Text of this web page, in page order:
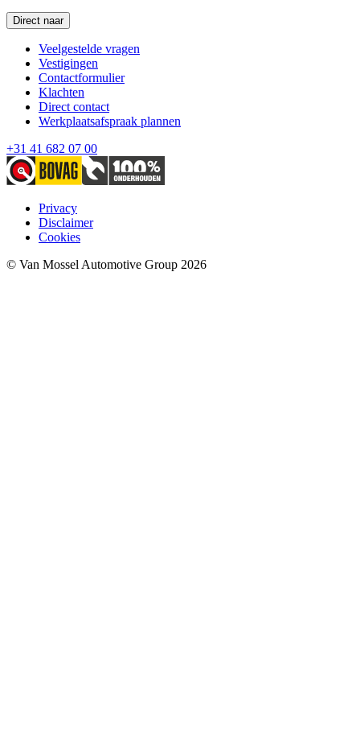
Direct naar
Veelgestelde vragen
Vestigingen
Contactformulier
Klachten
Direct contact
Werkplaatsafspraak plannen
+31 41 682 07 00
Privacy
Disclaimer
Cookies
© Van Mossel Automotive Group 2026